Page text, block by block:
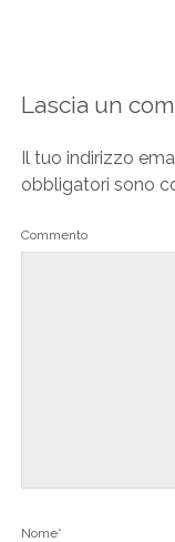
Lascia un
Il tuo indirizzo
obbligatori sono
Commento
Nome*